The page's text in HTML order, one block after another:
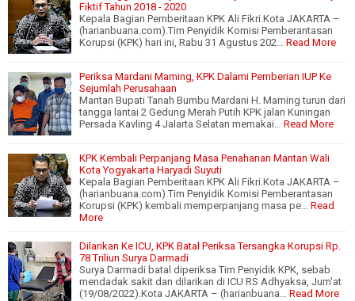
Fiktif Tahun 2018 - 2020
Kepala Bagian Pemberitaan KPK Ali Fikri.Kota JAKARTA –
(harianbuana.com).Tim Penyidik Komisi Pemberantasan
Korupsi (KPK) hari ini, Rabu 31 Agustus 202… Read More
Periksa Mardani Maming, KPK Dalami Pemberian IUP Ke
Sejumlah Perusahaan
Mantan Bupati Tanah Bumbu Mardani H. Maming turun dari
tangga lantai 2 Gedung Merah Putih KPK jalan Kuningan
Persada Kavling 4 Jalarta Selatan memakai… Read More
KPK Kembali Perpanjang Masa Penahanan Mantan Wali
Kota Yogyakarta Haryadi Suyuti
Kepala Bagian Pemberitaan KPK Ali Fikri.Kota JAKARTA –
(harianbuana.com).Tim Penyidik Komisi Pemberantasan
Korupsi (KPK) kembali memperpanjang masa pe… Read
More
Dilarikan Ke ICU, KPK Batal Periksa Tersangka Korupsi Rp.
78 Triliun Surya Darmadi
Surya Darmadi batal diperiksa Tim Penyidik KPK, sebab
mendadak sakit dan dilarikan di ICU RS Adhyaksa, Jum'at
(19/08/2022).Kota JAKARTA – (harianbuana… Read More